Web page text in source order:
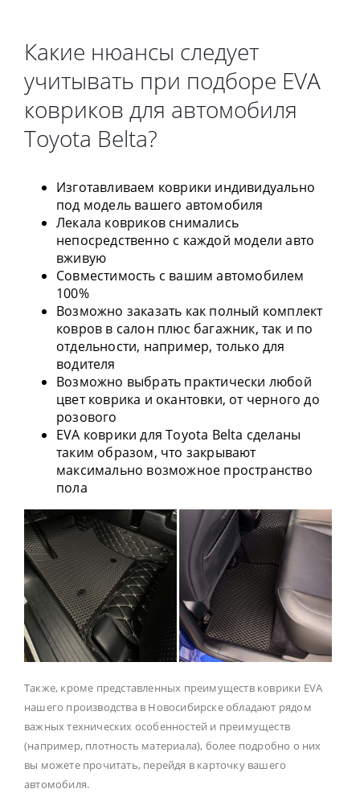
Какие нюансы следует
учитывать при подборе EVA
ковриков для автомобиля
Toyota Belta?
Изготавливаем коврики индивидуально
под модель вашего автомобиля
Лекала ковриков снимались
непосредственно с каждой модели авто
вживую
Совместимость с вашим автомобилем
100%
Возможно заказать как полный комплект
ковров в салон плюс багажник, так и по
отдельности, например, только для
водителя
Возможно выбрать практически любой
цвет коврика и окантовки, от черного до
розового
EVA коврики для Toyota Belta сделаны
таким образом, что закрывают
максимально возможное пространство
пола
Также, кроме представленных преимуществ коврики EVA
нашего производства в Новосибирске обладают рядом
важных технических особенностей и преимуществ
(например, плотность материала), более подробно о них
вы можете прочитать, перейдя в карточку вашего
автомобиля.